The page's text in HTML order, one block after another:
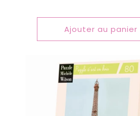
Ajouter au panier